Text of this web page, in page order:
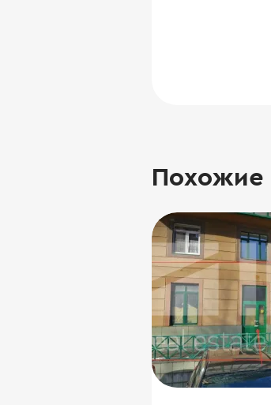
Похожие